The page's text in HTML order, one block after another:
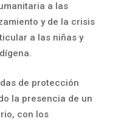
a las
y de la crisis
a las niñas y
de protección
la presencia de un
con los